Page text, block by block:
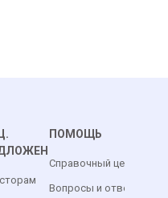
ПОМОЩЬ
Справочный центр
Вопросы и ответы